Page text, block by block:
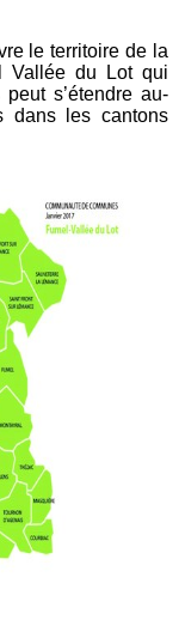
le territoire de la
Vallée du Lot qui
s’étendre au-
dans les cantons